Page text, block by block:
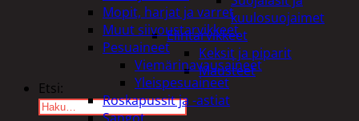
kuulosuojaimet
Elintarvikkeet
Keksit ja piparit
Mausteet
Etsi:
Mopit, harjat ja varret
Muut siivoustarvikkeet
Pesuaineet
Viemärinavausaineet
Yleispesuaineet
Roskapussit ja -astiat